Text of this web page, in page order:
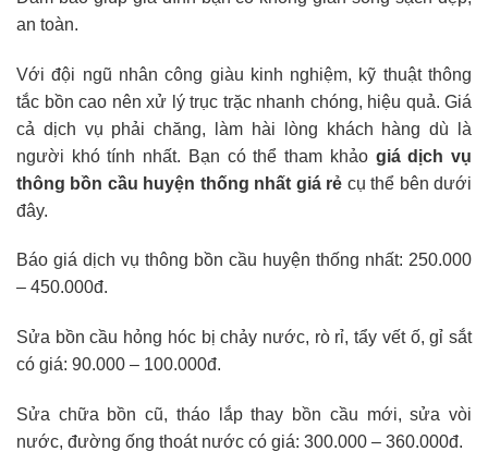
an toàn.
Với đội ngũ nhân công giàu kinh nghiệm, kỹ thuật thông
tắc bồn cao nên xử lý trục trặc nhanh chóng, hiệu quả. Giá
cả dịch vụ phải chăng, làm hài lòng khách hàng dù là
người khó tính nhất. Bạn có thể tham khảo giá dịch vụ
thông bồn cầu huyện thống nhất giá rẻ cụ thể bên dưới
đây.
Báo giá dịch vụ thông bồn cầu huyện thống nhất: 250.000
– 450.000đ.
Sửa bồn cầu hỏng hóc bị chảy nước, rò rỉ, tẩy vết ố, gỉ sắt
có giá: 90.000 – 100.000đ.
Sửa chữa bồn cũ, tháo lắp thay bồn cầu mới, sửa vòi
nước, đường ống thoát nước có giá: 300.000 – 360.000đ.